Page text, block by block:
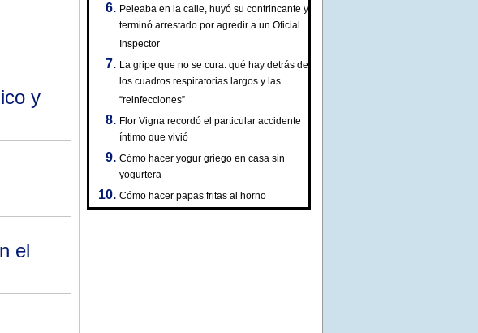
y
el
Peleaba en la calle, huyó su contrincante y
terminó arrestado por agredir a un Oficial
Inspector
La gripe que no se cura: qué hay detrás de
los cuadros respiratorias largos y las
“reinfecciones”
Flor Vigna recordó el particular accidente
íntimo que vivió
Cómo hacer yogur griego en casa sin
yogurtera
Cómo hacer papas fritas al horno